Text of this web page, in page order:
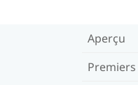
Aperçu
Premiers